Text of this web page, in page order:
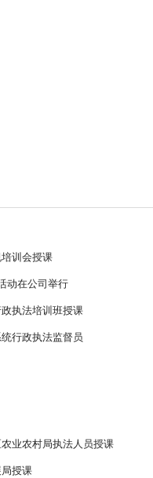
训会授课
动在公司举行
执法培训班授课
行政执法监督员
业农村局执法人员授课
授课